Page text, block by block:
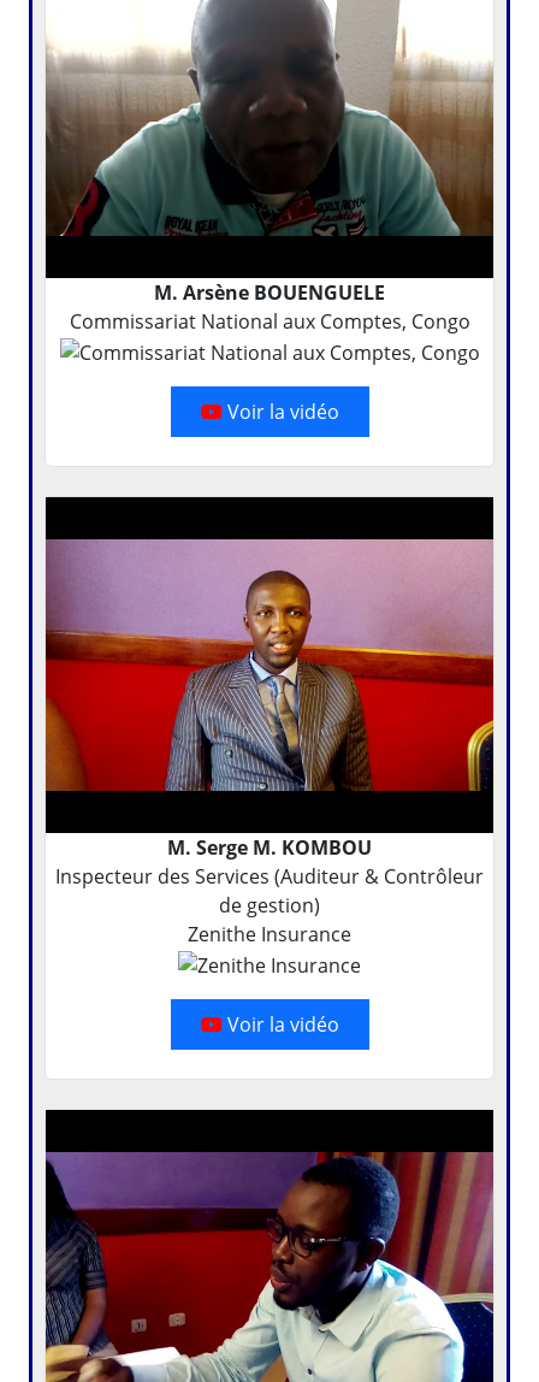
M. Arsène BOUENGUELE
Commissariat National aux Comptes, Congo
Voir la vidéo
M. Serge M. KOMBOU
Inspecteur des Services (Auditeur & Contrôleur
de gestion)
Zenithe Insurance
Voir la vidéo